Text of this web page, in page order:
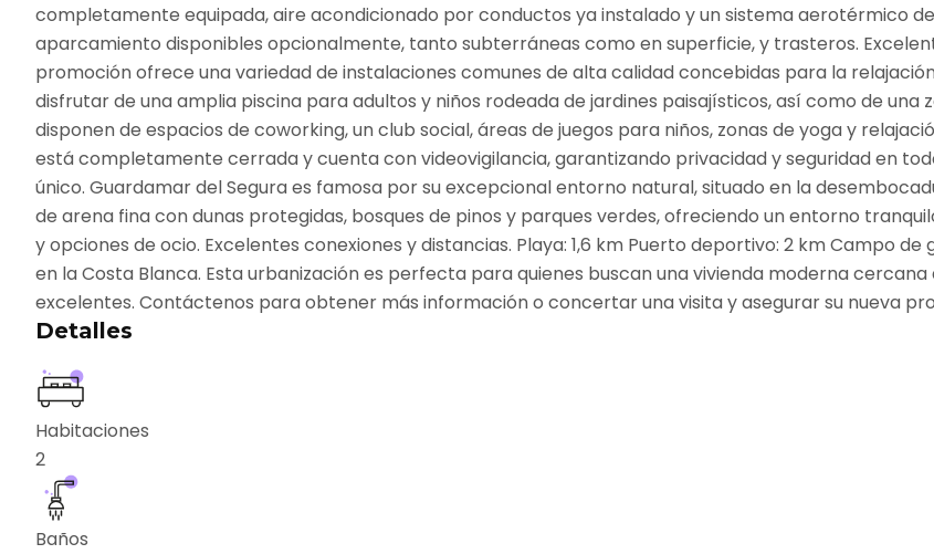
completamente equipada, aire acondicionado por conductos ya instalado y un sistema aerotérmico
aparcamiento disponibles opcionalmente, tanto subterráneas como en superficie, y trasteros.
promoción ofrece una variedad de instalaciones comunes de alta calidad concebidas para la
disfrutar de una amplia piscina para adultos y niños rodeada de jardines paisajísticos, así como de una
disponen de espacios de coworking, un club social, áreas de juegos para niños, zonas de yoga y
está completamente cerrada y cuenta con videovigilancia, garantizando privacidad y seguridad en
único. Guardamar del Segura es famosa por su excepcional entorno natural, situado en la
de arena fina con dunas protegidas, bosques de pinos y parques verdes, ofreciendo un entorno
y opciones de ocio. Excelentes conexiones y distancias. Playa: 1,6 km Puerto deportivo: 2 km Campo
en la Costa Blanca. Esta urbanización es perfecta para quienes buscan una vivienda moderna
excelentes. Contáctenos para obtener más información o concertar una visita y asegurar su nueva
Detalles
Habitaciones
2
Baños